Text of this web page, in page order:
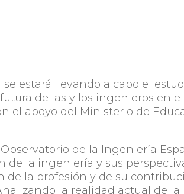
estará llevando a cabo el
de las y los ingenieros en el
el apoyo del Ministerio de
de la Ingeniería
la ingeniería y sus
de la profesión y de su
la realidad actual de